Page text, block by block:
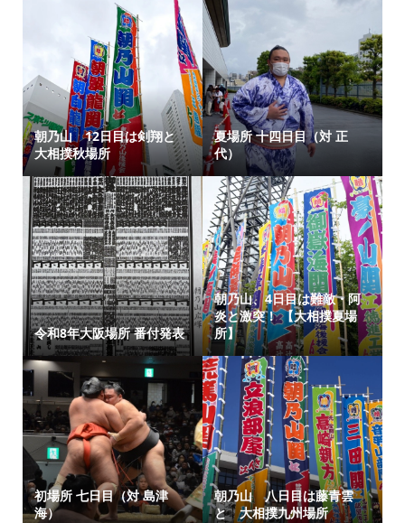
朝乃山 12日目は剣翔と
大相撲秋場所
夏場所 十四日目（対 正
代）
令和8年大阪場所 番付発表
朝乃山、4日目は難敵・阿
炎と激突！ 【大相撲夏場
所】
初場所 七日目（対 島津
海）
朝乃山 八日目は藤青雲
と 大相撲九州場所